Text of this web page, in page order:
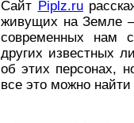
Сайт Piplz.ru
живущих на Земле
современных нам
других известных
об этих персонах,
все это можно